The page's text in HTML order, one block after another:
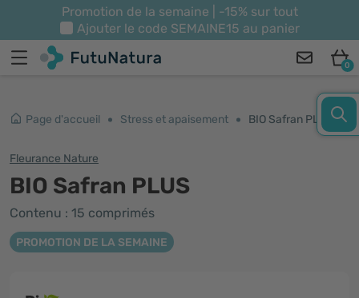
Promotion de la semaine | -15% sur tout
Ajouter le code SEMAINE15 au panier
0
Page d'accueil Stress et apaisement BIO Safran PLUS
Fleurance Nature
BIO Safran PLUS
Contenu : 15 comprimés
PROMOTION DE LA SEMAINE